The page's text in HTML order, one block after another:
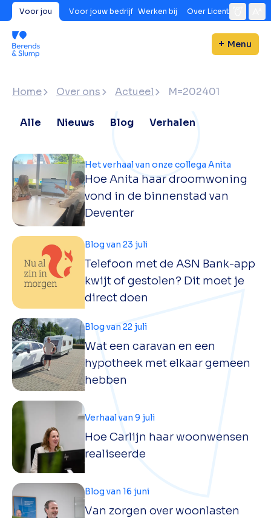
Voor jou Voor jouw bedrijf Werken bij Over Licent
Menu
Home Over ons Actueel M=202401
Alle Nieuws Blog Verhalen
Hoe Anita haar droomwoning
vond in de binnenstad van
Deventer
Het verhaal van onze collega Anita
Telefoon met de ASN Bank-app
kwijt of gestolen? Dit moet je
direct doen
Blog van 23 juli
Wat een caravan en een
hypotheek met elkaar gemeen
hebben
Blog van 22 juli
Hoe Carlijn haar woonwensen
realiseerde
Verhaal van 9 juli
Van zorgen over woonlasten
Blog van 16 juni